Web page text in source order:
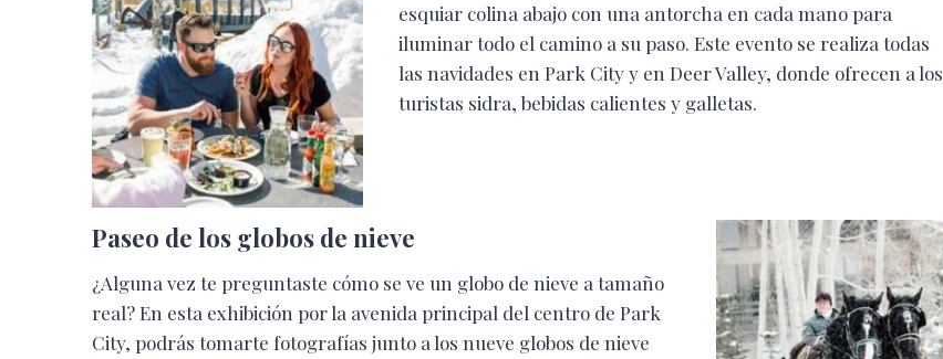
esquiar colina abajo con una antorcha en cada mano para
iluminar todo el camino a su paso. Este evento se realiza todas
las navidades en Park City y en Deer Valley, donde ofrecen a los
turistas sidra, bebidas calientes y galletas.
Paseo de los globos de nieve
¿Alguna vez te preguntaste cómo se ve un globo de nieve a tamaño
real? En esta exhibición por la avenida principal del centro de Park
City, podrás tomarte fotografías junto a los nueve globos de nieve